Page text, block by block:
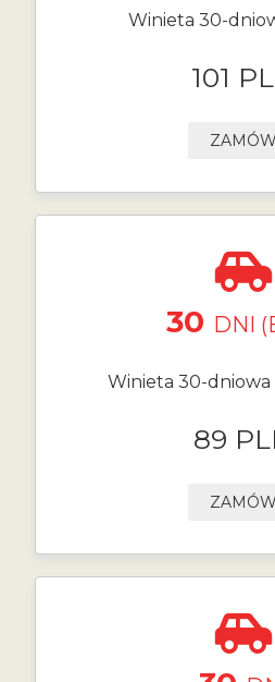
Winieta 30-
101
ZAMÓW
30 DNI
Winieta 30-dniowa
89
ZAMÓW